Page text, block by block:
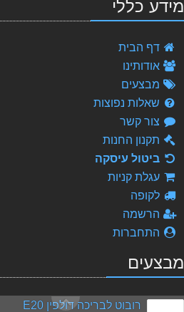
מידע כללי
דף הבית
אודותינו
מבצעים
שאלות נפוצות
צור קשר
תקנון החנות
ביטול עיסקה
עגלת קניות
לקופה
הרשמה
התחברות
מבצעים
189.00 ₪
רובוט לבריכה דולפין S250
5,082.00 ₪
רובוט לבריכה דולפין M700
6,796.00 ₪
89.00 ₪
רובוט לבריכה דולפין E20